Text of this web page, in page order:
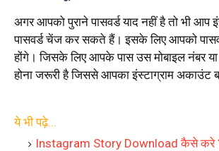
अगर आपको पुराने पासवर्ड याद नहीं है तो भी आप
पासवर्ड चेंज कर सकते हैं। इसके लिए आपको
होंगे। जिसके लिए आपके पास उस मोबाइल नंबर
होना जरूरी है जिससे आपका इंस्टाग्राम अकाउंट
ये भी पढ़े...
Instagram Story Download कैसे करे